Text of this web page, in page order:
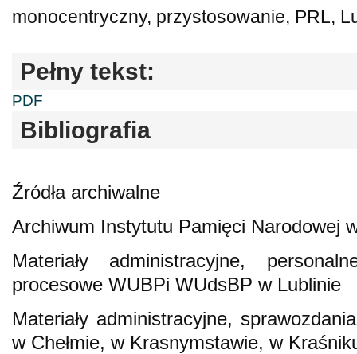
monocentryczny, przystosowanie, PRL,
Pełny tekst:
PDF
Bibliografia
Źródła archiwalne
Archiwum Instytutu Pamięci Narodowej
Materiały administracyjne,
procesowe WUBPi WUdsBP w Lublinie
Materiały administracyjne,
w Chełmie, w Krasnymstawie, w